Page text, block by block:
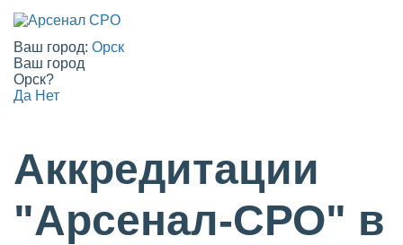
Ваш город: Орск
Ваш город
Орск?
Да Нет
Аккредитации
"Арсенал-СРО" в